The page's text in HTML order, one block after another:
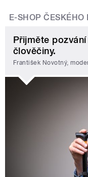
E-SHOP ČESKÉHO
Přijměte
člověčiny.
František Novotný,